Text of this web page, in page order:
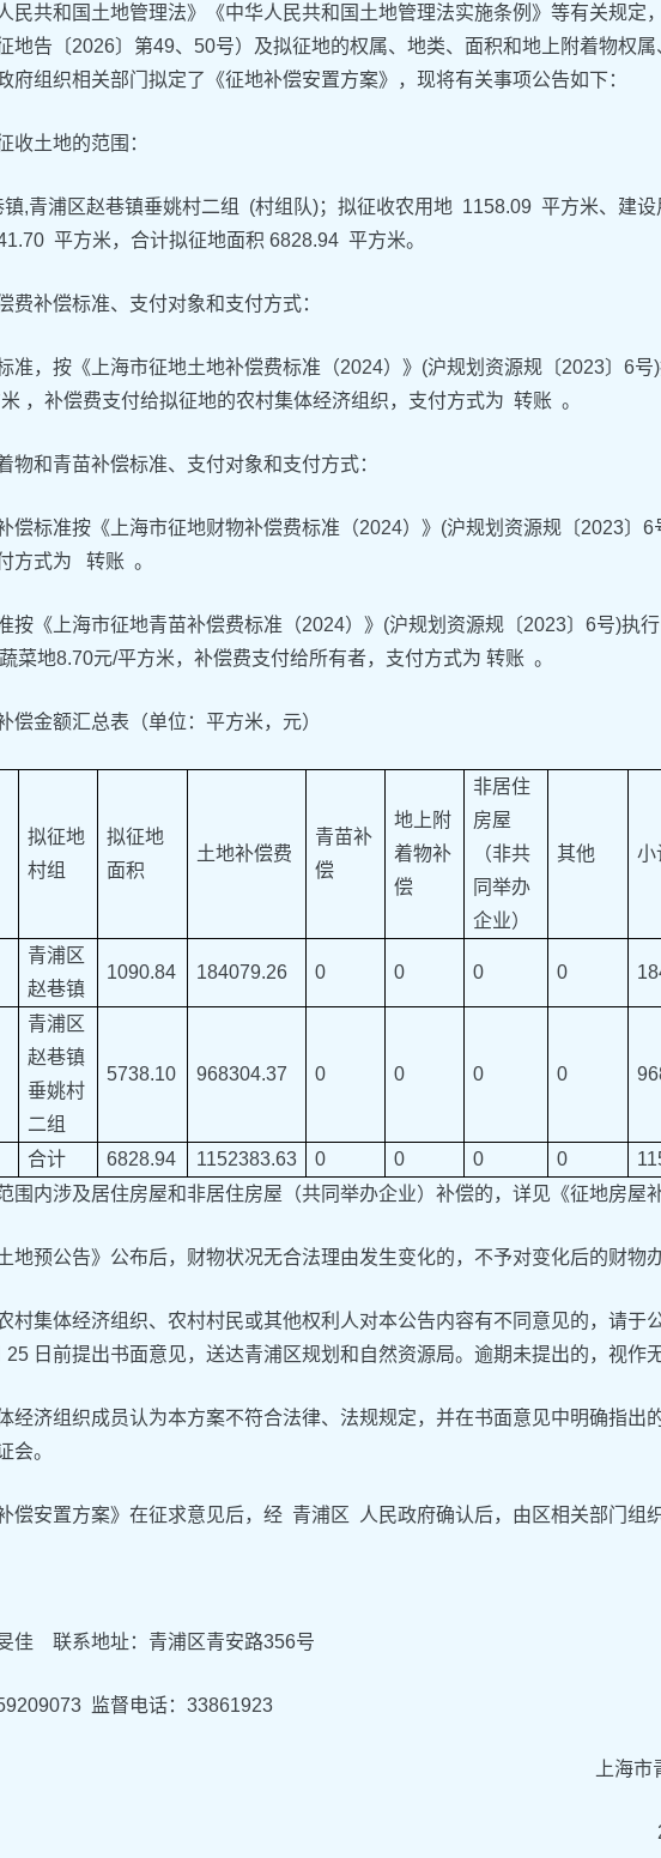
民共和国土地管理法》《中华人民共和国土地管理法实施条例》等有关规定
地告〔2026〕第49、50号）及拟征地的权属、地类、面积和地上附着物权
府组织相关部门拟定了《征地补偿安置方案》，现将有关事项公告如下：
收土地的范围：
镇,青浦区赵巷镇垂姚村二组 (村组队)；拟征收农用地 1158.09 平方米、建
平方米，合计拟征地面积 6828.94 平方米。
费补偿标准、支付对象和支付方式：
准，按《上海市征地土地补偿费标准（2024）》(沪规划资源规〔2023〕6号
，补偿费支付给拟征地的农村集体经济组织，支付方式为 转账 。
物和青苗补偿标准、支付对象和支付方式：
偿标准按《上海市征地财物补偿费标准（2024）》(沪规划资源规〔2023〕6
方式为 转账 。
按《上海市征地青苗补偿费标准（2024）》(沪规划资源规〔2023〕6号)执
菜地8.70元/平方米，补偿费支付给所有者，支付方式为 转账 。
偿金额汇总表（单位：平方米，元）
拟征地
村组
拟征地
面积
土地补偿费
青苗补
偿
地上附
着物补
偿
非居住
房屋
（非共
同举办
企业）
其他 小
青浦区
赵巷镇
1090.84 184079.26 0 0 0 0
青浦区
赵巷镇
垂姚村
二组
5738.10 968304.37 0 0 0 0
合计 6828.94 1152383.63 0 0 0 0
围内涉及居住房屋和非居住房屋（共同举办企业）补偿的，详见《征地房屋
地预公告》公布后，财物状况无合法理由发生变化的，不予对变化后的财物
村集体经济组织、农村村民或其他权利人对本公告内容有不同意见的，请于
25 日前提出书面意见，送达青浦区规划和自然资源局。逾期未提出的，视作无
经济组织成员认为本方案不符合法律、法规规定，并在书面意见中明确指出
会。
偿安置方案》在征求意见后，经 青浦区 人民政府确认后，由区相关部门组
佳 联系地址：青浦区青安路356号
监督电话：33861923
上海